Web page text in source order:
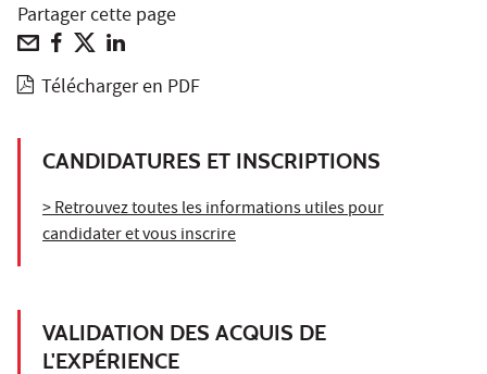
Partager cette page
Télécharger en PDF
CANDIDATURES ET INSCRIPTIONS
> Retrouvez toutes les informations utiles pour
candidater et vous inscrire
VALIDATION DES ACQUIS DE
L'EXPÉRIENCE